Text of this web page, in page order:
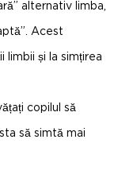
alternativ limba,
Acest
limbii și la simțirea
copilul să
să simtă mai